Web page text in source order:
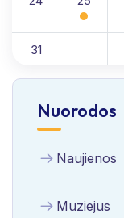
31
Nuorodos
Naujienos
Muziejus